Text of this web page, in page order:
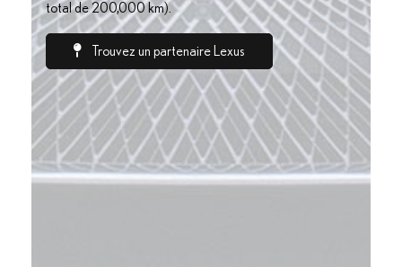
total de 200,000 km).
Trouvez un partenaire Lexus